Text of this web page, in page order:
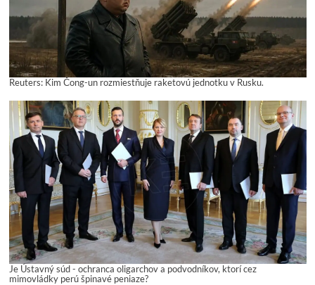
Reuters: Kim Čong-un rozmiestňuje raketovú jednotku v Rusku.
Je Ústavný súd - ochranca oligarchov a podvodníkov, ktorí cez
mimovládky perú špinavé peniaze?